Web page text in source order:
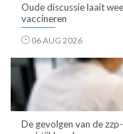
Oude discussie laait
vaccineren
06 AUG 2026
De gevolgen van de